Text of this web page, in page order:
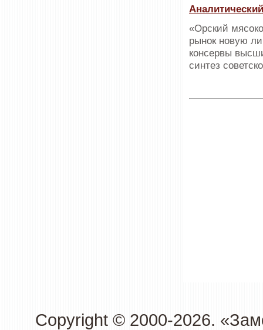
«Орский
рынок новую
консервы
синтез
Copyright © 2000-2026.